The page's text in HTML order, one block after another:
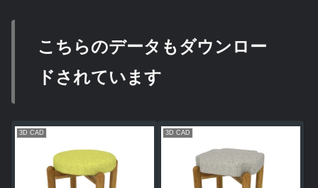
こちらのデータもダウンロー
ドされています
3D CAD 3D CAD